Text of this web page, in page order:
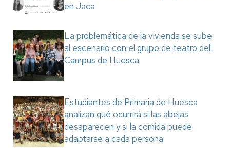
en Jaca
La problemática de la vivienda se sube
al escenario con el grupo de teatro del
Campus de Huesca
Estudiantes de Primaria de Huesca
analizan qué ocurrirá si las abejas
desaparecen y si la comida puede
adaptarse a cada persona